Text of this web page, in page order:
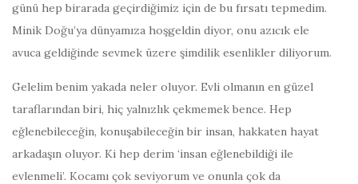
günü hep birarada geçirdiğimiz için de bu fırsatı tepmedim.
Minik Doğu’ya dünyamıza hoşgeldin diyor, onu azıcık ele
avuca geldiğinde sevmek üzere şimdilik esenlikler diliyorum.
Gelelim benim yakada neler oluyor. Evli olmanın en güzel
taraflarından biri, hiç yalnızlık çekmemek bence. Hep
eğlenebileceğin, konuşabileceğin bir insan, hakkaten hayat
arkadaşın oluyor. Ki hep derim ‘insan eğlenebildiği ile
evlenmeli’. Kocamı çok seviyorum ve onunla çok da